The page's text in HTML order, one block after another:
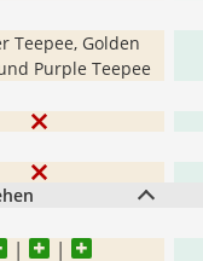
Teepee, Golden
Purple Teepee